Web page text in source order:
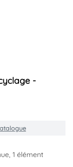
1 élément